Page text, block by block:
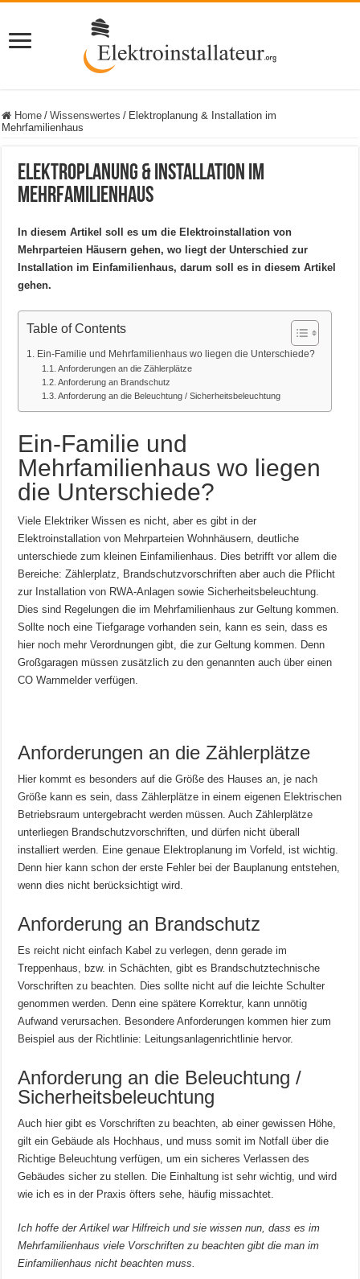
Home / Wissenswertes / Elektroplanung & Installation im
Mehrfamilienhaus
Elektroplanung & Installation im
Mehrfamilienhaus
In diesem Artikel soll es um die Elektroinstallation von
Mehrparteien Häusern gehen, wo liegt der Unterschied zur
Installation im Einfamilienhaus, darum soll es in diesem Artikel
gehen.
Table of Contents
Ein-Familie und Mehrfamilienhaus wo liegen die Unterschiede?
Anforderungen an die Zählerplätze
Anforderung an Brandschutz
Anforderung an die Beleuchtung / Sicherheitsbeleuchtung
Ein-Familie und
Mehrfamilienhaus wo liegen
die Unterschiede?
Viele Elektriker Wissen es nicht, aber es gibt in der
Elektroinstallation von Mehrparteien Wohnhäusern, deutliche
unterschiede zum kleinen Einfamilienhaus. Dies betrifft vor allem die
Bereiche: Zählerplatz, Brandschutzvorschriften aber auch die Pflicht
zur Installation von RWA-Anlagen sowie Sicherheitsbeleuchtung.
Dies sind Regelungen die im Mehrfamilienhaus zur Geltung kommen.
Sollte noch eine Tiefgarage vorhanden sein, kann es sein, dass es
hier noch mehr Verordnungen gibt, die zur Geltung kommen. Denn
Großgaragen müssen zusätzlich zu den genannten auch über einen
CO Warnmelder verfügen.
Anforderungen an die Zählerplätze
Hier kommt es besonders auf die Größe des Hauses an, je nach
Größe kann es sein, dass Zählerplätze in einem eigenen Elektrischen
Betriebsraum untergebracht werden müssen. Auch Zählerplätze
unterliegen Brandschutzvorschriften, und dürfen nicht überall
installiert werden. Eine genaue Elektroplanung im Vorfeld, ist wichtig.
Denn hier kann schon der erste Fehler bei der Bauplanung entstehen,
wenn dies nicht berücksichtigt wird.
Anforderung an Brandschutz
Es reicht nicht einfach Kabel zu verlegen, denn gerade im
Treppenhaus, bzw. in Schächten, gibt es Brandschutztechnische
Vorschriften zu beachten. Dies sollte nicht auf die leichte Schulter
genommen werden. Denn eine spätere Korrektur, kann unnötig
Aufwand verursachen. Besondere Anforderungen kommen hier zum
Beispiel aus der Richtlinie: Leitungsanlagenrichtlinie hervor.
Anforderung an die Beleuchtung /
Sicherheitsbeleuchtung
Auch hier gibt es Vorschriften zu beachten, ab einer gewissen Höhe,
gilt ein Gebäude als Hochhaus, und muss somit im Notfall über die
Richtige Beleuchtung verfügen, um ein sicheres Verlassen des
Gebäudes sicher zu stellen. Die Einhaltung ist sehr wichtig, und wird
wie ich es in der Praxis öfters sehe, häufig missachtet.
Ich hoffe der Artikel war Hilfreich und sie wissen nun, dass es im
Mehrfamilienhaus viele Vorschriften zu beachten gibt die man im
Einfamilienhaus nicht beachten muss.